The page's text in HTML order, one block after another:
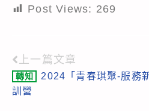
Post Views: 269
Read
more
上一篇文章
轉知
2024「青春琪聚-服務
訓營